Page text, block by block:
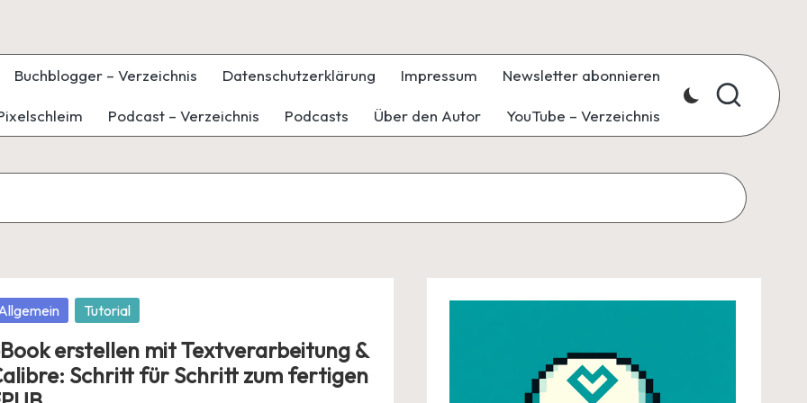
Buchblogger – Verzeichnis Datenschutzerklärung Impressum Newsletter abonnieren
Podcast – Verzeichnis Podcasts Über den Autor YouTube – Verzeichnis
Tutorial
erstellen mit Textverarbeitung &
Schritt für Schritt zum fertigen